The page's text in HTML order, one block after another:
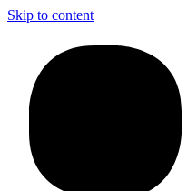
Skip to content